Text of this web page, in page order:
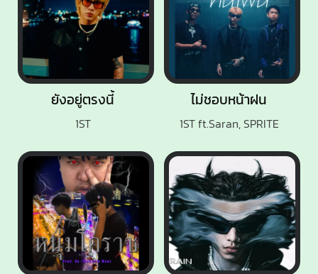
ยังอยู่ตรงนี้
1ST
ไม่ชอบหน้าฝน
1ST ft.Saran, SPRITE